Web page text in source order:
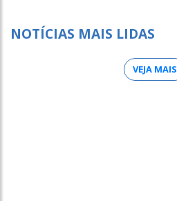
NOTÍCIAS MAIS LIDAS
VEJA MAIS